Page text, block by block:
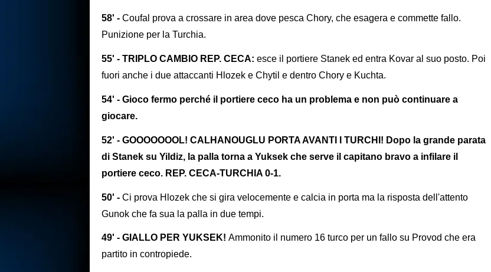
58' - Coufal prova a crossare in area dove pesca Chory, che esagera e commette fallo.
Punizione per la Turchia.
55' - TRIPLO CAMBIO REP. CECA: esce il portiere Stanek ed entra Kovar al suo posto. Poi
fuori anche i due attaccanti Hlozek e Chytil e dentro Chory e Kuchta.
54' - Gioco fermo perché il portiere ceco ha un problema e non può continuare a
giocare.
52' - GOOOOOOOL! CALHANOUGLU PORTA AVANTI I TURCHI! Dopo la grande parata
di Stanek su Yildiz, la palla torna a Yuksek che serve il capitano bravo a infilare il
portiere ceco. REP. CECA-TURCHIA 0-1.
50' - Ci prova Hlozek che si gira velocemente e calcia in porta ma la risposta dell'attento
Gunok che fa sua la palla in due tempi.
49' - GIALLO PER YUKSEK! Ammonito il numero 16 turco per un fallo su Provod che era
partito in contropiede.